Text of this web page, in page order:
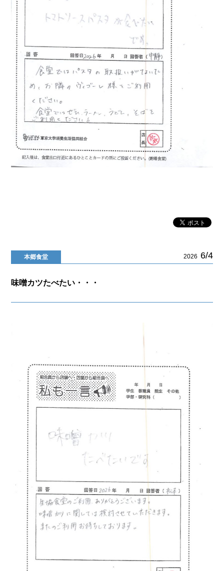
本郷食堂 2026 6/4
味噌カツたべたい・・・